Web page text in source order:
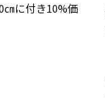
に付き10%価